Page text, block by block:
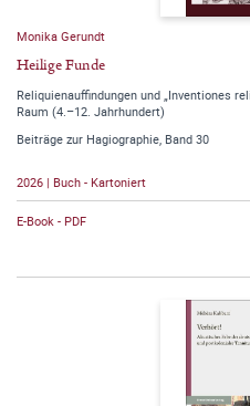
Monika Gerundt
Heilige Funde
Reliquienauffindungen und „Inventiones
Raum (4.–12. Jahrhundert)
Beiträge zur Hagiographie, Band 30
2026 | Buch - Kartoniert
E-Book - PDF